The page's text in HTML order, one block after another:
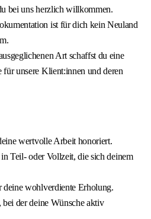
bei uns herzlich willkommen.
ist für dich kein Neuland
Art schaffst du eine
für unsere Klient:innen und deren
wertvolle Arbeit honoriert.
Teil- oder Vollzeit, die sich deinem
deine wohlverdiente Erholung.
der deine Wünsche aktiv